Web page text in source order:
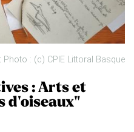
Photo : (c) CPIE Littoral Basque
: Arts et
d'oiseaux"